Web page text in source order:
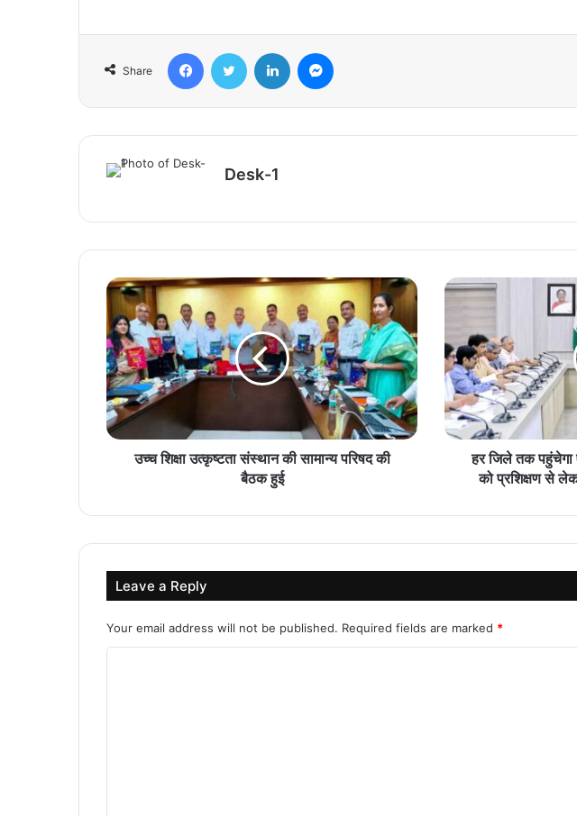
Share
Desk-1
उच्च शिक्षा उत्कृष्टता संस्थान की सामान्य परिषद की
बैठक हुई
हर जिले तक पहुंचेगा
को प्रशिक्षण से
Leave a Reply
Your email address will not be published. Required fields are marked *